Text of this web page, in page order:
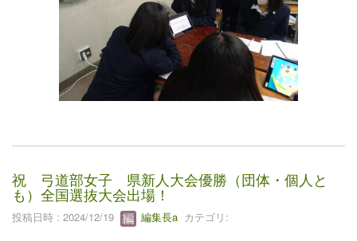
祝 弓道部女子 県新人大会優勝（団体・個人と
も）全国選抜大会出場！
投稿日時 : 2024/12/19 編集長a カテゴリ: